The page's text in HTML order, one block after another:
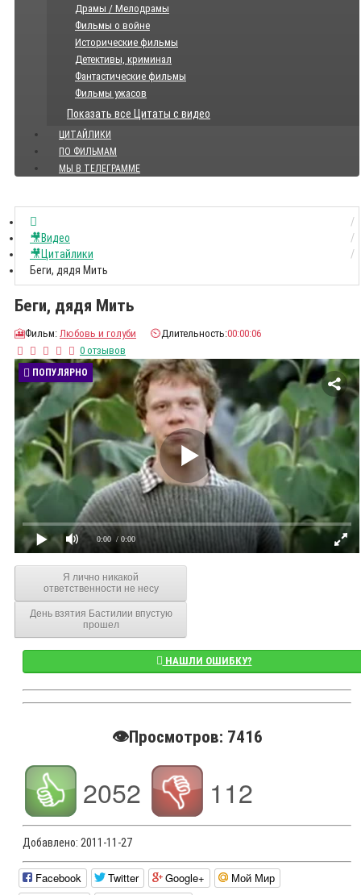
Драмы / Мелодрамы
Фильмы о войне
Исторические фильмы
Детективы, криминал
Фантастические фильмы
Фильмы ужасов
Показать все Цитаты с видео
ЦИТАЙЛИКИ
ПО ФИЛЬМАМ
МЫ В ТЕЛЕГРАММЕ
🎥Видео
🎥Цитайлики
Беги, дядя Мить
Беги, дядя Мить
🎦Фильм: Любовь и голуби ⏲️Длительность:00:00:06
0 отзывов
ПОПУЛЯРНО
0:00 / 0:00
Я лично никакой
ответственности не несу
День взятия Бастилии впустую
прошел
НАШЛИ ОШИБКУ?
👁️Просмотров: 7416
2052 112
Добавлено: 2011-11-27
Facebook Twitter Google+
Мой Мир